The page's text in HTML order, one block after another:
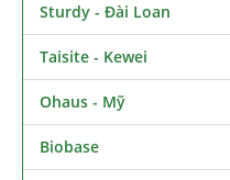
Sturdy - Đài Loan
Taisite - Kewei
Ohaus - Mỹ
Biobase